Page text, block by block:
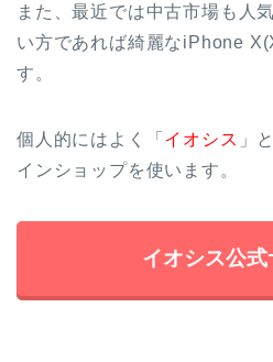
また、最近では中古市場も人
い方であれば綺麗なiPhone
す。
個人的にはよく「 イオシス 」
インショップを使います。
イオシス公